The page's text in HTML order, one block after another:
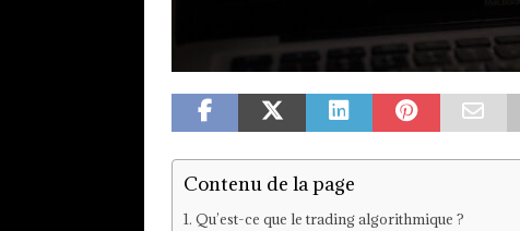
Contenu de la page
Qu’est-ce que le trading algorithmique ?